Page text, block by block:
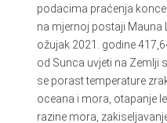
podacima praćenja
na mjernoj postaji Mauna
ožujak 2021. godine
od Sunca uvjeti na Zemlji
se porast temperature
oceana i mora, otapanje
razine mora,